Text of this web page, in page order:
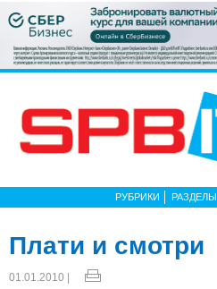
РУБРИКИ РАЗДЕЛЫ
Плати и смотри
01.01.2010 |